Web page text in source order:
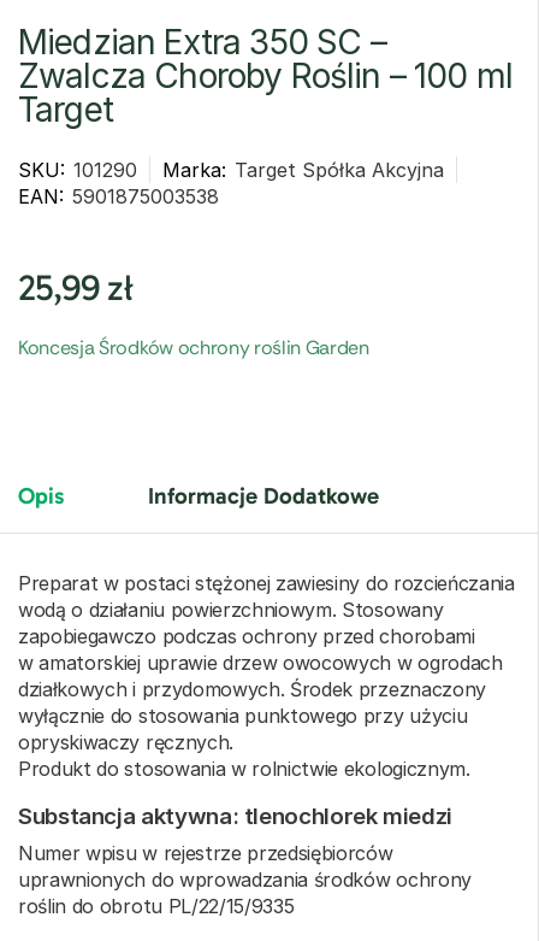
Miedzian Extra 350 SC –
Zwalcza Choroby Roślin – 100 ml
Target
SKU: 101290 Marka: Target Spółka Akcyjna
EAN: 5901875003538
25,99zł
Koncesja Środków ochrony roślin Garden
Opis Informacje Dodatkowe
Preparat w postaci stężonej zawiesiny do rozcieńczania
wodą o działaniu powierzchniowym. Stosowany
zapobiegawczo podczas ochrony przed chorobami
w amatorskiej uprawie drzew owocowych w ogrodach
działkowych i przydomowych. Środek przeznaczony
wyłącznie do stosowania punktowego przy użyciu
opryskiwaczy ręcznych.
Produkt do stosowania w rolnictwie ekologicznym.
Substancja aktywna: tlenochlorek miedzi
Numer wpisu w rejestrze przedsiębiorców
uprawnionych do wprowadzania środków ochrony
roślin do obrotu PL/22/15/9335